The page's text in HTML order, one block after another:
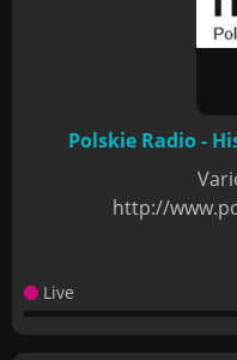
Polskie Radio -
http://
Live